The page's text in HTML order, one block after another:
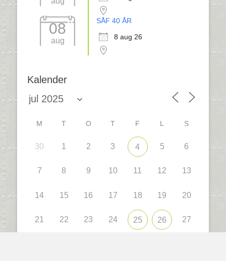
08
aug
SÅF 40 ÅR
8 aug 26
Kalender
M T O T F L S
30 1 2 3 4 5 6
7 8 9 10 11 12 13
14 15 16 17 18 19 20
21 22 23 24 25 26 27